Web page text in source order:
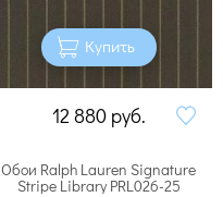
Купить
12 880 руб.
Обои Ralph Lauren Signature
Stripe Library PRL026-25